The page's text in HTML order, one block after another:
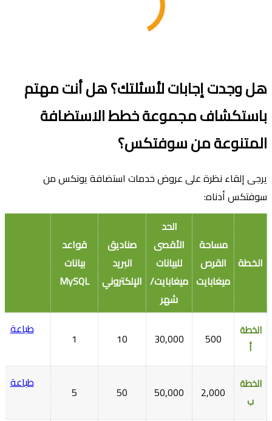
هل وجدت إجابات لأسئلتك؟ هل أنت مهتم
باستكشاف مجموعة خطط الاستضافة
المتنوعة من سوفتكس؟
يرجى إلقاء نظرة على عروض خدمات استضافة يونكس من
سوفتكس أدناه:
الخطة
مساحة
القرص
ميغابايت
الحد
الأقصى
للبيانات
ميغابايت/
شهر
صناديق
البريد
الإلكتروني
قواعد
بيانات
MySQL
الخطة
أ
500
30,000
10
1
طباعة
الخطة
ب
2,000
50,000
50
5
طباعة